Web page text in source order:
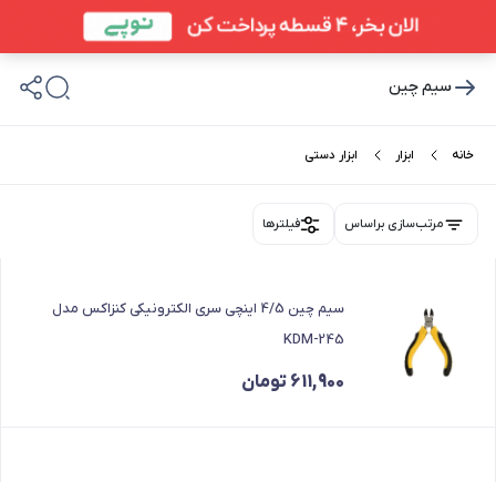
سیم چین
خانه ابزار ابزار دستی
مرتب‌سازی براساس فیلترها
سیم چین 4/5 اینچی سری الکترونیکی کنزاکس مدل
KDM-245
611,900 تومان